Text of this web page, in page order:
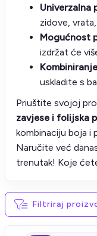
Univerzalna
zidove,
Mogućnost
izdržat će
uskladite s
Priuštite svojoj
zavjese i folijska
kombinaciju boja i
Naručite već
trenutak! Koje
Filtriraj